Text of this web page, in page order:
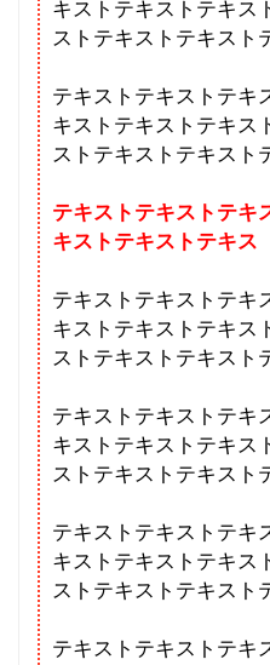
キストテキストテキス
ストテキストテキスト
テキストテキストテキ
キストテキストテキス
ストテキストテキスト
テキストテキストテキ
キストテキストテキス
テキストテキストテキ
キストテキストテキス
ストテキストテキスト
テキストテキストテキ
キストテキストテキス
ストテキストテキスト
テキストテキストテキ
キストテキストテキス
ストテキストテキスト
テキストテキストテキ